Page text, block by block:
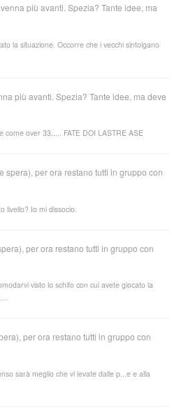
più avanti. Spezia? Tante idee, ma
la situazione. Occorre che i vecchi sintolgano
più avanti. Spezia? Tante idee, ma deve
come over 33..... FATE DOI LASTRE ASE
spera), per ora restano tutti in gruppo con
livello? Io mi dissocio.
per ora restano tutti in gruppo con
visto lo schifo con cui avete giocato la
per ora restano tutti in gruppo con
sarà meglio che vi levate dalle p...e e alla